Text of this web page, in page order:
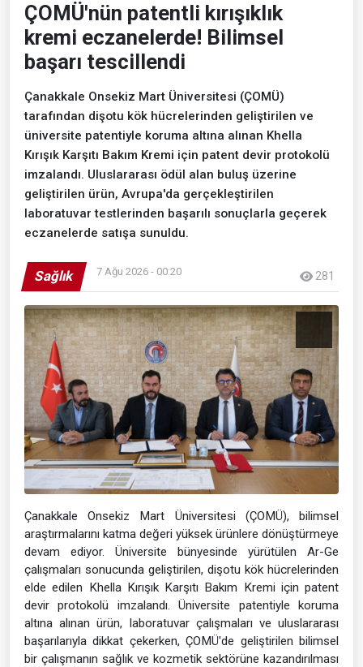
ÇOMÜ'nün patentli kırışıklık
kremi eczanelerde! Bilimsel
başarı tescillendi
Çanakkale Onsekiz Mart Üniversitesi (ÇOMÜ)
tarafından dişotu kök hücrelerinden geliştirilen ve
üniversite patentiyle koruma altına alınan Khella
Kırışık Karşıtı Bakım Kremi için patent devir protokolü
imzalandı. Uluslararası ödül alan buluş üzerine
geliştirilen ürün, Avrupa'da gerçekleştirilen
laboratuvar testlerinden başarılı sonuçlarla geçerek
eczanelerde satışa sunuldu.
Sağlık 7 Ağu 2026 - 00:20 281
Çanakkale Onsekiz Mart Üniversitesi (ÇOMÜ), bilimsel
araştırmalarını katma değeri yüksek ürünlere dönüştürmeye
devam ediyor. Üniversite bünyesinde yürütülen Ar-Ge
çalışmaları sonucunda geliştirilen, dişotu kök hücrelerinden
elde edilen Khella Kırışık Karşıtı Bakım Kremi için patent
devir protokolü imzalandı. Üniversite patentiyle koruma
altına alınan ürün, laboratuvar çalışmaları ve uluslararası
başarılarıyla dikkat çekerken, ÇOMÜ'de geliştirilen bilimsel
bir çalışmanın sağlık ve kozmetik sektörüne kazandırılması